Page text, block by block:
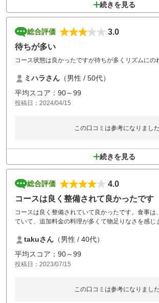
続きを見る
総合評価
3.0
待ちが多い
コース状態は良かったですが待ちが多くリズムにの
ミハラさん （男性 / 50代）
平均スコア：90～99
投稿日：2024/04/15
この口コミは参考になりまし
続きを見る
総合評価
4.0
コースは良く整備されて良かったです
コースは良く整備されていて良かったです。食事は
ていて、追加料金の料理が多くて物足りなさを感じ
takuさん （男性 / 40代）
平均スコア：90～99
投稿日：2023/07/15
この口コミは参考になりまし